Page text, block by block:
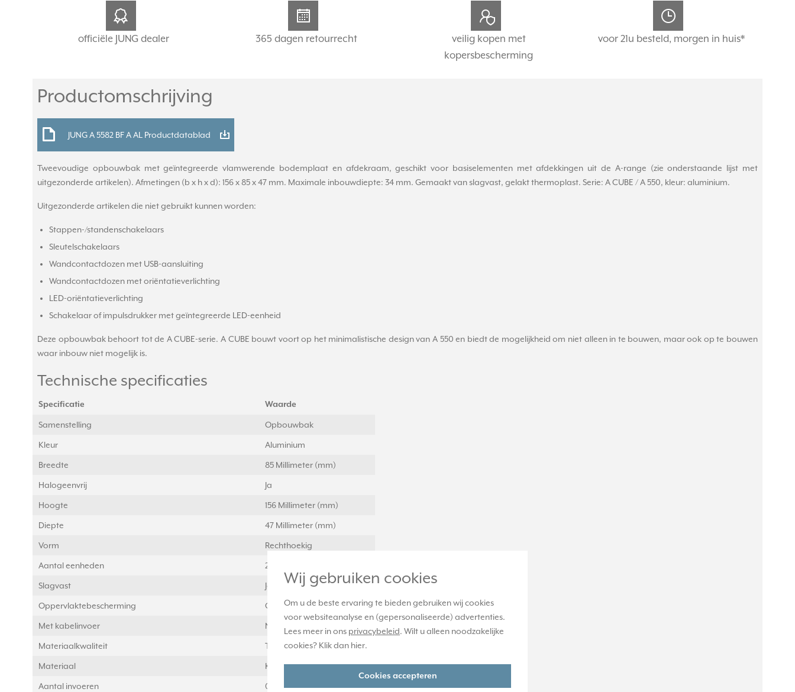
Wij gebruiken cookies
Om u de beste ervaring te bieden gebruiken wij cookies
voor websiteanalyse en (gepersonaliseerde) advertenties.
Lees meer in ons privacybeleid. Wilt u alleen noodzakelijke
cookies? Klik dan hier.
Cookies accepteren
officiële JUNG dealer 365 dagen retourrecht
veilig kopen met
kopersbescherming
voor 21u besteld, morgen in huis*
Productomschrijving
JUNG A 5582 BF A AL Productdatablad
Tweevoudige opbouwbak met geïntegreerde vlamwerende bodemplaat en afdekraam, geschikt voor basiselementen met afdekkingen uit de A-range (zie onderstaande lijst met
uitgezonderde artikelen). Afmetingen (b x h x d): 156 x 85 x 47 mm. Maximale inbouwdiepte: 34 mm. Gemaakt van slagvast, gelakt thermoplast. Serie: A CUBE / A 550, kleur: aluminium.
Uitgezonderde artikelen die niet gebruikt kunnen worden:
Stappen-/standenschakelaars
Sleutelschakelaars
Wandcontactdozen met USB-aansluiting
Wandcontactdozen met oriëntatieverlichting
LED-oriëntatieverlichting
Schakelaar of impulsdrukker met geïntegreerde LED-eenheid
Deze opbouwbak behoort tot de A CUBE-serie. A CUBE bouwt voort op het minimalistische design van A 550 en biedt de mogelijkheid om niet alleen in te bouwen, maar ook op te bouwen
waar inbouw niet mogelijk is.
Technische specificaties
Specificatie Waarde
Samenstelling Opbouwbak
Kleur Aluminium
Breedte 85 Millimeter (mm)
Halogeenvrij Ja
Hoogte 156 Millimeter (mm)
Diepte 47 Millimeter (mm)
Vorm Rechthoekig
Aantal eenheden 2
Slagvast Ja
Oppervlaktebescherming Gelakt
Met kabelinvoer Nee
Materiaalkwaliteit Thermoplast
Materiaal Kunststof
Aantal invoeren 0